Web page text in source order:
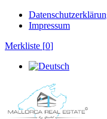
Impressum
Merkliste [0]